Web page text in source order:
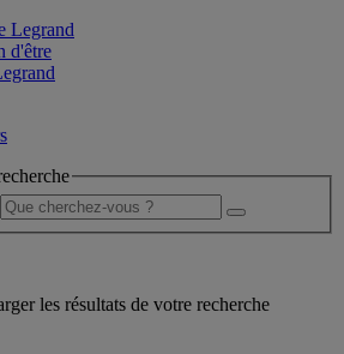
Legrand
d'être
les résultats de votre recherche